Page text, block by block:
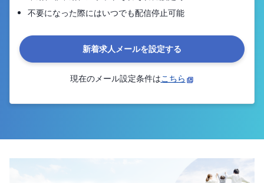
不要になった際にはいつでも配信停止可能
新着求人メールを設定する
現在のメール設定条件はこちら